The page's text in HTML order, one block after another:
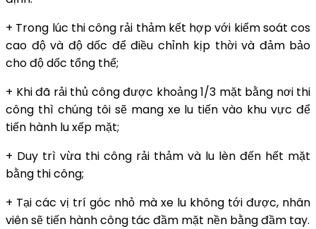
+ Trong lúc thi công rải thảm kết hợp với kiểm soát cos
cao độ và độ dốc để điều chỉnh kịp thời và đảm bảo
cho độ dốc tổng thể;
+ Khi đã rải thủ công được khoảng 1/3 mặt bằng nơi thi
công thì chúng tôi sẽ mang xe lu tiến vào khu vực để
tiến hành lu xếp mặt;
+ Duy trì vừa thi công rải thảm và lu lèn đến hết mặt
bằng thi công;
+ Tại các vị trí góc nhỏ mà xe lu không tới được, nhân
viên sẽ tiến hành công tác đầm mặt nền bằng đầm tay.